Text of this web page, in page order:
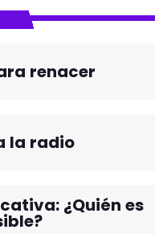
renacer
la radio
¿Quién es